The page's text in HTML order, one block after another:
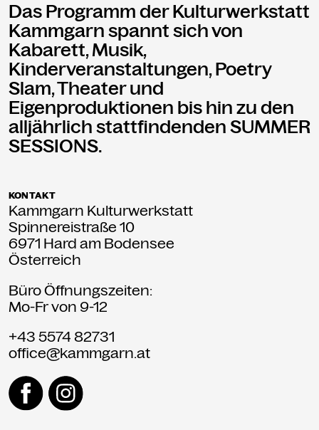
Das Programm der Kulturwerkstatt
Kammgarn spannt sich von
Kabarett, Musik,
Kinderveranstaltungen, Poetry
Slam, Theater und
Eigenproduktionen bis hin zu den
alljährlich stattfindenden SUMMER
SESSIONS.
KONTAKT
Kammgarn Kulturwerkstatt
Spinnereistraße 10
6971 Hard am Bodensee
Österreich
Büro Öffnungszeiten:
Mo-Fr von 9-12
+43 5574 82731
office@kammgarn.at